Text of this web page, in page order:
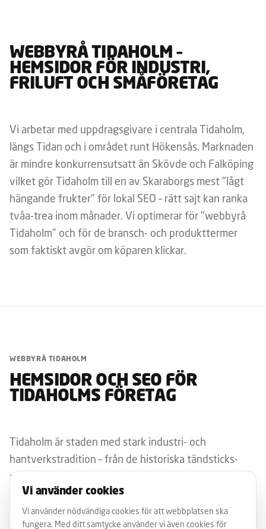
WEBBYRÅ TIDAHOLM –
HEMSIDOR FÖR INDUSTRI,
FRILUFT OCH SMÅFÖRETAG
Vi arbetar med uppdragsgivare i centrala Tidaholm,
längs Tidan och i området runt Hökensås. Marknaden
är mindre konkurrensutsatt än Skövde och Falköping
vilket gör Tidaholm till en av Skaraborgs mest "lågt
hängande frukter" för lokal SEO – rätt sajt kan ranka
tvåa-trea inom månader. Vi optimerar för "webbyrå
Tidaholm" och för de bransch- och produkttermer
som faktiskt avgör om köparen klickar.
WEBBYRÅ TIDAHOLM
HEMSIDOR OCH SEO FÖR
TIDAHOLMS FÖRETAG
Tidaholm är staden med stark industri- och
hantverkstradition – från de historiska tändsticks-
och skofabrikerna till dagens trä-, verkstads- och
fordonsleverantörer. Som webbyrå för Tidaholm har
vi byggt hemsidor för traditionella tillverkare,
Vi använder cookies
Vi använder nödvändiga cookies för att webbplatsen ska
fungera. Med ditt samtycke använder vi även cookies för